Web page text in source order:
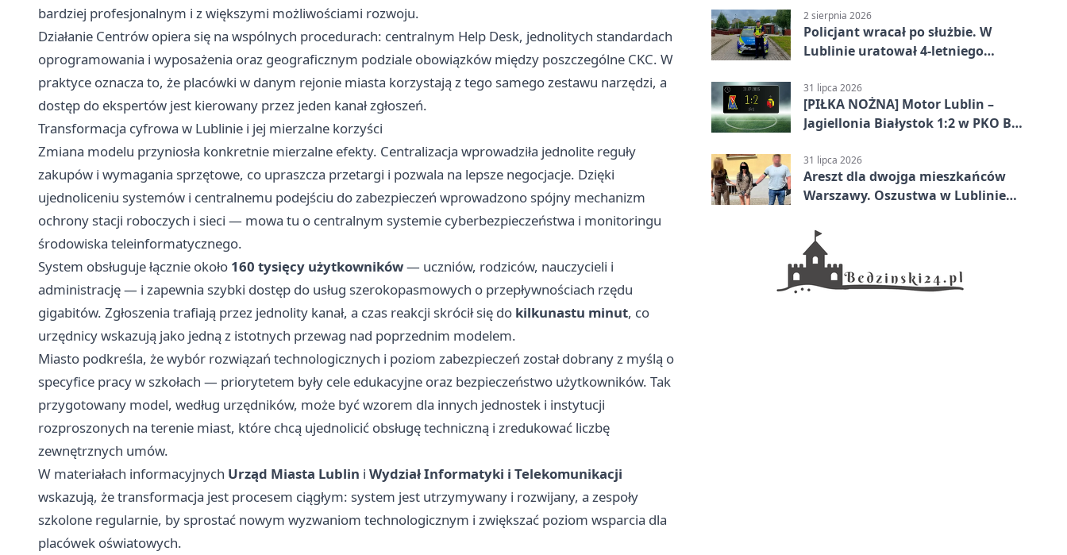
bardziej profesjonalnym i z większymi możliwościami rozwoju.
Działanie Centrów opiera się na wspólnych procedurach: centralnym Help Desk, jednolitych standardach
oprogramowania i wyposażenia oraz geograficznym podziale obowiązków między poszczególne CKC. W
praktyce oznacza to, że placówki w danym rejonie miasta korzystają z tego samego zestawu narzędzi, a
dostęp do ekspertów jest kierowany przez jeden kanał zgłoszeń.
Transformacja cyfrowa w Lublinie i jej mierzalne korzyści
Zmiana modelu przyniosła konkretnie mierzalne efekty. Centralizacja wprowadziła jednolite reguły
zakupów i wymagania sprzętowe, co upraszcza przetargi i pozwala na lepsze negocjacje. Dzięki
ujednoliceniu systemów i centralnemu podejściu do zabezpieczeń wprowadzono spójny mechanizm
ochrony stacji roboczych i sieci — mowa tu o centralnym systemie cyberbezpieczeństwa i monitoringu
środowiska teleinformatycznego.
System obsługuje łącznie około 160 tysięcy użytkowników— uczniów, rodziców, nauczycieli i
administrację — i zapewnia szybki dostęp do usług szerokopasmowych o przepływnościach rzędu
gigabitów. Zgłoszenia trafiają przez jednolity kanał, a czas reakcji skrócił się do kilkunastu minut, co
urzędnicy wskazują jako jedną z istotnych przewag nad poprzednim modelem.
Miasto podkreśla, że wybór rozwiązań technologicznych i poziom zabezpieczeń został dobrany z myślą o
specyfice pracy w szkołach — priorytetem były cele edukacyjne oraz bezpieczeństwo użytkowników. Tak
przygotowany model, według urzędników, może być wzorem dla innych jednostek i instytucji
rozproszonych na terenie miast, które chcą ujednolicić obsługę techniczną i zredukować liczbę
zewnętrznych umów.
W materiałach informacyjnych Urząd Miasta Lublin i Wydział Informatyki i Telekomunikacji
wskazują, że transformacja jest procesem ciągłym: system jest utrzymywany i rozwijany, a zespoły
szkolone regularnie, by sprostać nowym wyzwaniom technologicznym i zwiększać poziom wsparcia dla
placówek oświatowych.
2 sierpnia 2026
Policjant wracał po służbie. W
Lublinie uratował 4-letniego
31 lipca 2026
[PIŁKA NOŻNA] Motor Lublin –
Jagiellonia Białystok 1:2 w PKO BP
zabrał gospodarzom remis
31 lipca 2026
Areszt dla dwojga mieszkańców
Warszawy. Oszustwa w Lublinie